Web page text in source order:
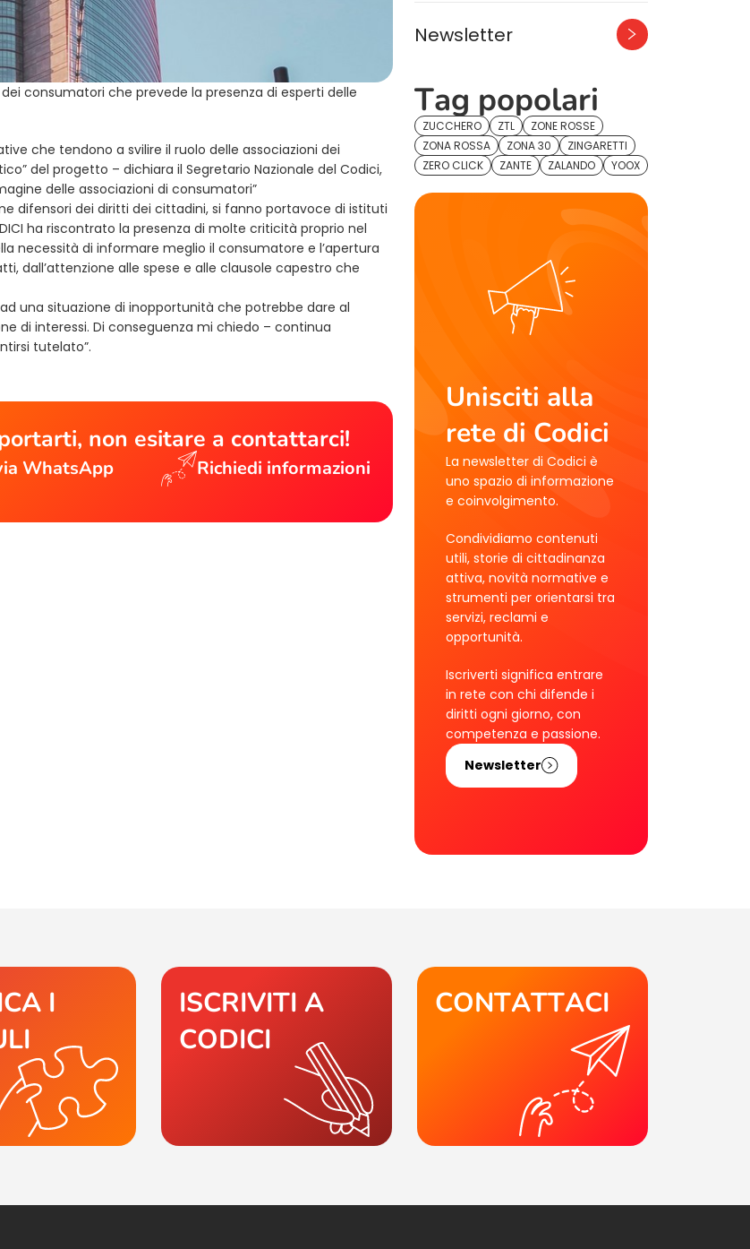
consumatori che prevede la presenza di esperti delle
che tendono a svilire il ruolo delle associazioni dei
del progetto – dichiara il Segretario Nazionale del Codici,
delle associazioni di consumatori”
difensori dei diritti dei cittadini, si fanno portavoce di istituti
ha riscontrato la presenza di molte criticità proprio nel
necessità di informare meglio il consumatore e l’apertura
dall’attenzione alle spese e alle clausole capestro che
una situazione di inopportunità che potrebbe dare al
di interessi. Di conseguenza mi chiedo – continua
tutelato”.
non esitare a contattarci!
WhatsApp Richiedi informazioni
Newsletter
Tag popolari
ZUCCHERO ZTL
ZONE ROSSE
ZONA ROSSA
ZONA 30
ZINGARETTI
ZERO CLICK
ZANTE ZALANDO YOOX
Unisciti alla
rete di Codici
La newsletter di Codici è
uno spazio di informazione
e coinvolgimento.
Condividiamo contenuti
utili, storie di cittadinanza
attiva, novità normative e
strumenti per orientarsi tra
servizi, reclami e
opportunità.
Iscriverti significa entrare
in rete con chi difende i
diritti ogni giorno, con
competenza e passione.
Newsletter
I
ISCRIVITI A
CODICI
CONTATTACI